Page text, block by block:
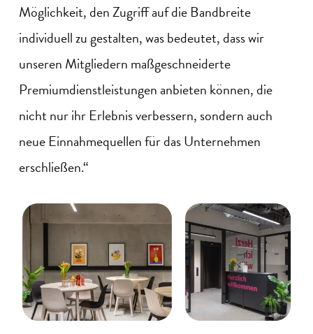
Möglichkeit, den Zugriff auf die Bandbreite
individuell zu gestalten, was bedeutet, dass wir
unseren Mitgliedern maßgeschneiderte
Premiumdienstleistungen anbieten können, die
nicht nur ihr Erlebnis verbessern, sondern auch
neue Einnahmequellen für das Unternehmen
erschließen.“